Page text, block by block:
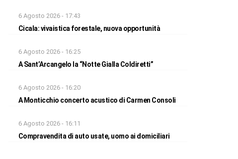
6 Agosto 2026 - 17:43
Cicala: vivaistica forestale, nuova opportunità
6 Agosto 2026 - 16:25
A Sant’Arcangelo la “Notte Gialla Coldiretti”
6 Agosto 2026 - 16:20
A Monticchio concerto acustico di Carmen Consoli
6 Agosto 2026 - 16:11
Compravendita di auto usate, uomo ai domiciliari